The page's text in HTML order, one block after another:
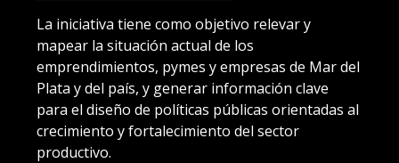
La iniciativa tiene como objetivo relevar y
mapear la situación actual de los
emprendimientos, pymes y empresas de Mar del
Plata y del país, y generar información clave
para el diseño de políticas públicas orientadas al
crecimiento y fortalecimiento del sector
productivo.